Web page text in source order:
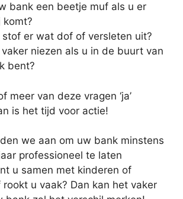
bank een beetje muf als u er
komt?
stof er wat dof of versleten uit?
niezen als u in de buurt van
bent?
meer van deze vragen ‘ja’
is het tijd voor actie!
we aan om uw bank minstens
professioneel te laten
u samen met kinderen of
u vaak? Dan kan het vaker